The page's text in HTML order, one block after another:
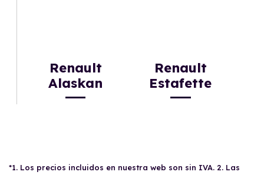
Renault
Alaskan
Renault
Estafette
*1. Los precios incluidos en nuestra web son sin IVA. 2. Las